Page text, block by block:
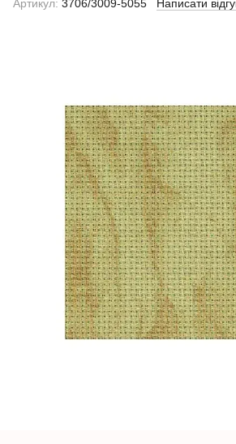
Артикул: 3706/3009-5055 Написати